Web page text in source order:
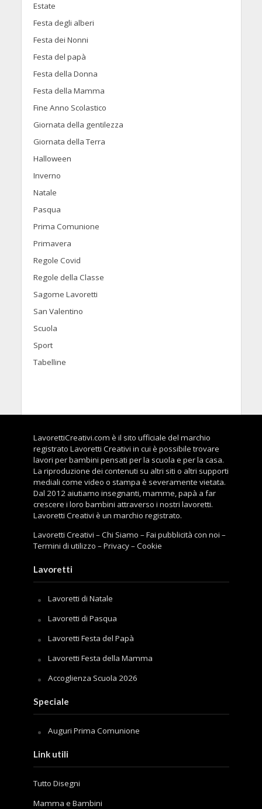
Estate
Festa degli alberi
Festa dei Nonni
Festa del papà
Festa della Donna
Festa della Mamma
Fine Anno Scolastico
Giornata della gentilezza
Giornata della Terra
Halloween
Inverno
Natale
Pasqua
Prima Comunione
Primavera
Regole Covid
Regole della Classe
Sagome Lavoretti
San Valentino
Scuola
Sport
Tabelline
LavorettiCreativi.com è il sito ufficiale del marchio
registrato Lavoretti Creativi in cui è possibile trovare
lavori per bambini pensati per la scuola e per la casa.
La riproduzione dei contenuti su altri siti o altri supporti
mediali come video o stampa è severamente vietata.
Dal 2012 aiutiamo insegnanti, mamme, papà a far
crescere i loro bambini attraverso i nostri lavoretti.
Lavoretti Creativi è un marchio registrato.
Lavoretti Creativi –Chi Siamo –Fai pubblicità con noi –
Termini di utilizzo –Privacy–Cookie
Lavoretti
Lavoretti di Natale
Lavoretti di Pasqua
Lavoretti Festa del Papà
Lavoretti Festa della Mamma
Accoglienza Scuola 2026
Speciale
Auguri Prima Comunione
Link utili
Tutto Disegni
Mamma e Bambini